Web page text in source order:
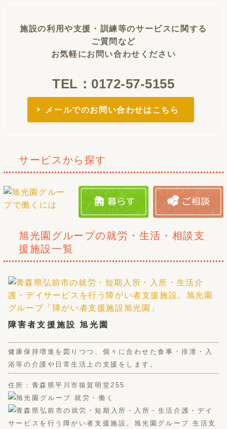
施設の利用や支援・訓練等のサービスに関する
ご質問など
お気軽にお問い合わせください
TEL：0172-57-5155
メールでのお問い合わせはこちら
サービスから探す
旭光園グループの就労・生活・相談支
援施設一覧
障害者支援施設 旭光園
健康保持増進を図りつつ、個々に合わせた食事・排泄・入
浴等の介護や日常生活上の支援をします。
住所：青森県平川市猿賀明堂255